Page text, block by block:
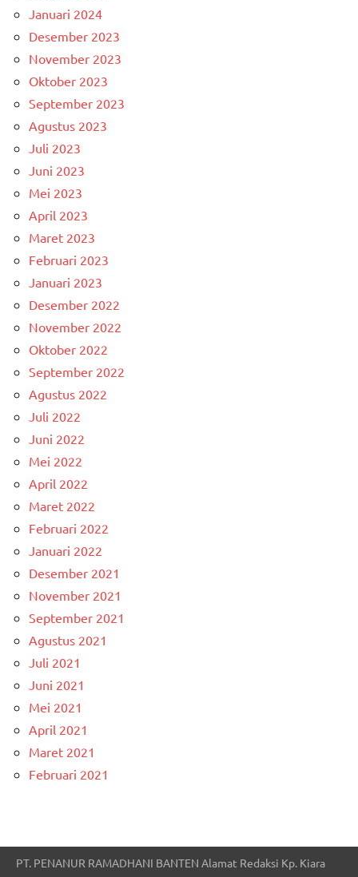
Januari 2024
Desember 2023
November 2023
Oktober 2023
September 2023
Agustus 2023
Juli 2023
Juni 2023
Mei 2023
April 2023
Maret 2023
Februari 2023
Januari 2023
Desember 2022
November 2022
Oktober 2022
September 2022
Agustus 2022
Juli 2022
Juni 2022
Mei 2022
April 2022
Maret 2022
Februari 2022
Januari 2022
Desember 2021
November 2021
September 2021
Agustus 2021
Juli 2021
Juni 2021
Mei 2021
April 2021
Maret 2021
Februari 2021
PT. PENANUR RAMADHANI BANTEN Alamat Redaksi Kp. Kiara